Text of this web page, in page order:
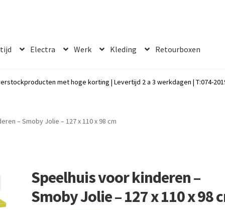
Electra Werk Kleding Retourboxen
met hoge korting | Levertijd 2 a 3 werkdagen | T:074-
– Smoby Jolie – 127 x 110 x 98 cm
Speelhuis voor kinderen –
Smoby Jolie – 127 x 110 x 98